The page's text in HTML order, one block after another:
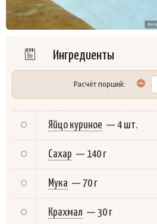
Ингредиенты
Расчёт порций:
Яйцо куриное — 4 шт.
Сахар — 140 г
Мука — 70 г
Крахмал — 30 г